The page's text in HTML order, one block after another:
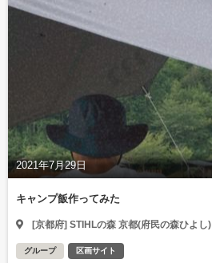
2021年7月29日
キャンプ飯作ってみた
[京都府] STIHLの森 京都(府民の森ひよし)
グループ 区画サイト